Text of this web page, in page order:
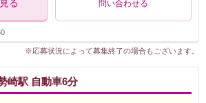
る 問い合わせる
※応募状況によって募集終了の場合もございます。
崎駅 自動車6分